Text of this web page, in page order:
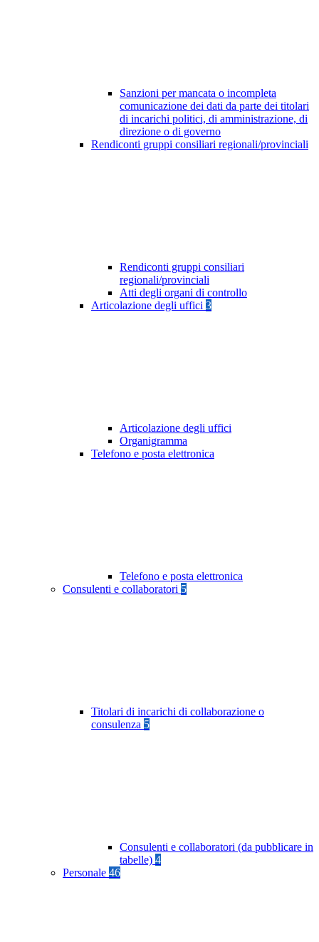
Sanzioni per mancata o incompleta
comunicazione dei dati da parte dei titolari
di incarichi politici, di amministrazione, di
direzione o di governo
Rendiconti gruppi consiliari regionali/provinciali
Rendiconti gruppi consiliari
regionali/provinciali
Atti degli organi di controllo
Articolazione degli uffici 3
Articolazione degli uffici
Organigramma
Telefono e posta elettronica
Telefono e posta elettronica
Consulenti e collaboratori 5
Titolari di incarichi di collaborazione o
consulenza 5
Consulenti e collaboratori (da pubblicare in
tabelle) 4
Personale 46